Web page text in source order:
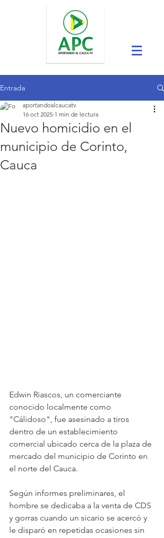
Entrada
Nuevo homicidio en el
municipio de Corinto,
Cauca
aportandoalcaucatv
16 oct 2025 1 min de lectura
Edwin Riascos, un comerciante
conocido localmente como
"Cálidoso", fue asesinado a tiros
dentro de un establecimiento
comercial ubicado cerca de la plaza de
mercado del municipio de Corinto en
el norte del Cauca.
Según informes preliminares, el
hombre se dedicaba a la venta de CDS
y gorras cuando un sicario se acercó y
le disparó en repetidas ocasiones sin